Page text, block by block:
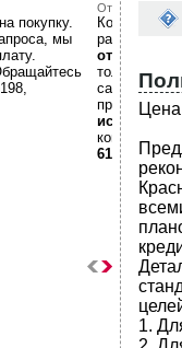
покупку.
мы
Ответ:
Конечно
размещено
отчетов
только
самой
предложить
6198,
1.